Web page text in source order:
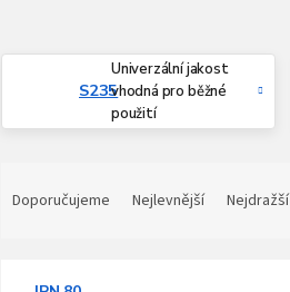
S235
Univerzální jakost
vhodná pro běžné
použití
Doporučujeme Nejlevnější Nejdražší